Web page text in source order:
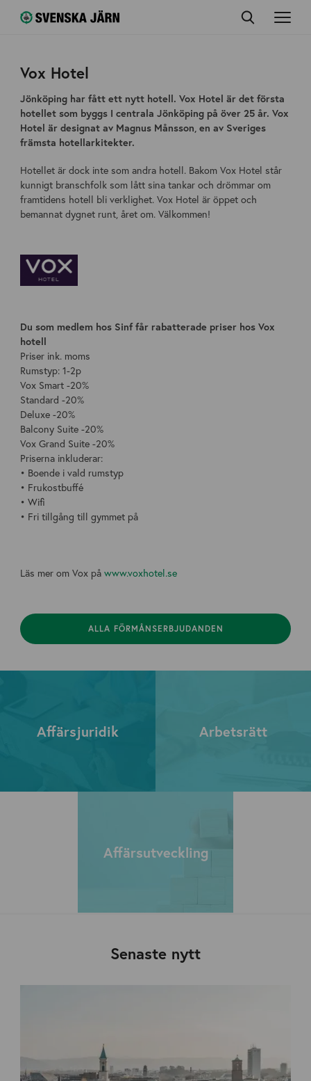
Vox Hotel
Jönköping har fått ett nytt hotell. Vox Hotel är det första
hotellet som byggs I centrala Jönköping på över 25 år. Vox
Hotel är designat av Magnus Månsson, en av Sveriges
främsta hotellarkitekter.
Hotellet är dock inte som andra hotell. Bakom Vox Hotel står
kunnigt branschfolk som lått sina tankar och drömmar om
framtidens hotell bli verklighet. Vox Hotel är öppet och
bemannat dygnet runt, året om. Välkommen!
Du som medlem hos Sinf får rabatterade priser hos Vox
hotell
Priser ink. moms
Rumstyp: 1-2p
Vox Smart -20%
Standard -20%
Deluxe -20%
Balcony Suite -20%
Vox Grand Suite -20%
Priserna inkluderar:
• Boende i vald rumstyp
• Frukostbuffé
• Wifi
• Fri tillgång till gymmet på
Läs mer om Vox på www.voxhotel.se
ALLA FÖRMÅNSERBJUDANDEN
Affärsjuridik Arbetsrätt
Affärsutveckling
Senaste nytt